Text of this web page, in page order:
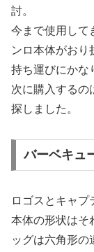
討。
今まで使用して
ンロ本体がおり
持ち運びにかな
次に購入するの
探しました。
バーベキュ
ロゴスとキャプ
本体の形状はそ
ッグは六角形の